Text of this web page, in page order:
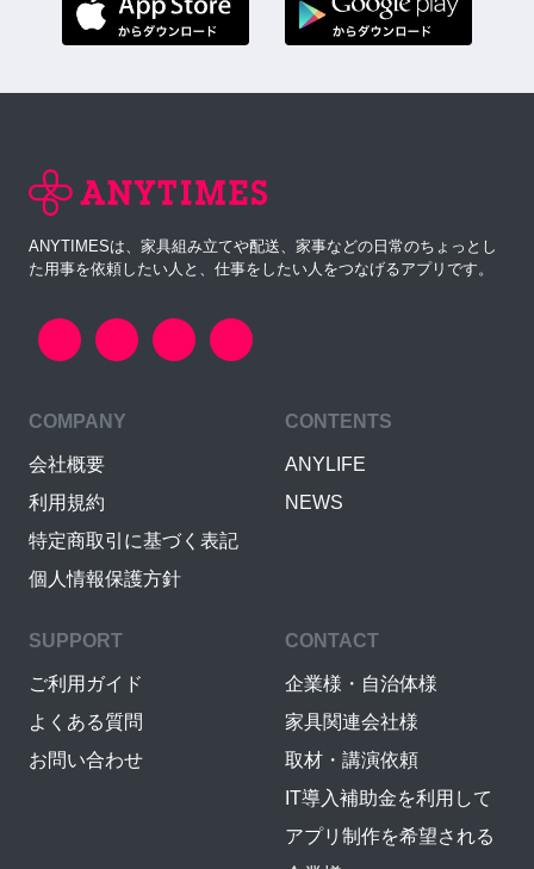
ANYTIMESは、家具組み立てや配送、家事などの日常のちょっとし
た用事を依頼したい人と、仕事をしたい人をつなげるアプリです。
COMPANY
会社概要
利用規約
特定商取引に基づく表記
個人情報保護方針
CONTENTS
ANYLIFE
NEWS
SUPPORT
ご利用ガイド
よくある質問
お問い合わせ
CONTACT
企業様・自治体様
家具関連会社様
取材・講演依頼
IT導入補助金を利用して
アプリ制作を希望される